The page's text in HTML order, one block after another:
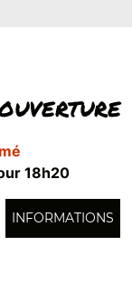
18h20
INFORMATIONS